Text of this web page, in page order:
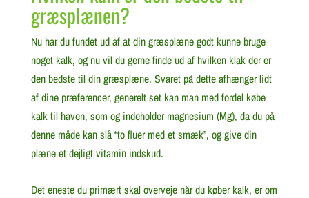
græsplænen?
Nu har du fundet ud af at din græsplæne godt kunne bruge
noget kalk, og nu vil du gerne finde ud af hvilken klak der er
den bedste til din græsplæne. Svaret på dette afhænger lidt
af dine præferencer, generelt set kan man med fordel købe
kalk til haven, som og indeholder magnesium (Mg), da du på
denne måde kan slå “to fluer med et smæk”, og give din
plæne et dejligt vitamin indskud.
Det eneste du primært skal overveje når du køber kalk, er om